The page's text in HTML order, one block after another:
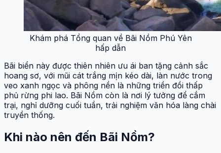
Khám phá Tổng quan về Bãi Nồm Phú Yên
hấp dẫn
Bãi biển này được thiên nhiên ưu ái ban tặng cảnh sắc
hoang sơ, với mũi cát trắng mịn kéo dài, làn nước trong
veo xanh ngọc và phông nền là những triền đồi thấp
phủ rừng phi lao. Bãi Nồm còn là nơi lý tưởng để cắm
trại, nghỉ dưỡng cuối tuần, trải nghiệm văn hóa làng chài
truyền thống.
Khi nào nên đến Bãi Nồm?